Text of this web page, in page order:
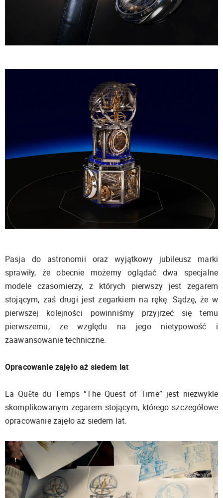
Pasja do astronomii oraz wyjątkowy jubileusz marki
sprawiły, że obecnie możemy oglądać dwa specjalne
modele czasomierzy, z których pierwszy jest zegarem
stojącym, zaś drugi jest zegarkiem na rękę. Sądzę, że w
pierwszej kolejności powinniśmy przyjrzeć się temu
pierwszemu, ze względu na jego nietypowość i
zaawansowanie techniczne.
Opracowanie zajęło aż siedem lat
La Quête du Temps “The Quest of Time” jest niezwykle
skomplikowanym zegarem stojącym, którego szczegółowe
opracowanie zajęło aż siedem lat.